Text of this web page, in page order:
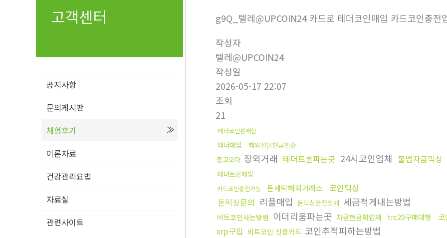
고객센터
공지사항
문의게시판
체험후기
이론자료
건강관리요법
자료실
관련사이트
g9Q_텔레@UPCOIN24 카드로 테더코인매입 카드코인충전
작성자
텔레@UPCOIN24
작성일
2026-05-17 22:07
조회
21
테더코인판매함
테더매입
해외선물현금인출
중고오다 장외거래 테더트론파는곳 24시코인업체 불법자금믹싱
테더트론매입
카드코인충전가능 돈세탁해외거래소
코인믹싱
돈믹싱문의 리플매입 돈믹싱안전업체 세금적게내는방법
비트코인사는방법 이더리움파는곳 자금현금화업체 trc20구매대행
xrp구입 비트코인 신용카드 코인추적피하는방법